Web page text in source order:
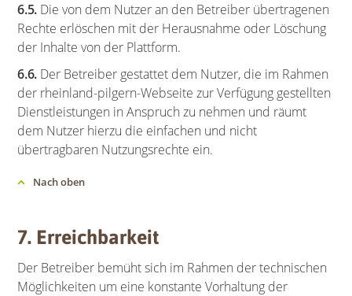
6.5.Die von dem Nutzer an den Betreiber übertragenen
Rechte erlöschen mit der Herausnahme oder Löschung
der Inhalte von der Plattform.
6.6.Der Betreiber gestattet dem Nutzer, die im Rahmen
der rheinland-pilgern-Webseite zur Verfügung gestellten
Dienstleistungen in Anspruch zu nehmen und räumt
dem Nutzer hierzu die einfachen und nicht
übertragbaren Nutzungsrechte ein.
Nach oben
7. Erreichbarkeit
Der Betreiber bemüht sich im Rahmen der technischen
Möglichkeiten um eine konstante Vorhaltung der